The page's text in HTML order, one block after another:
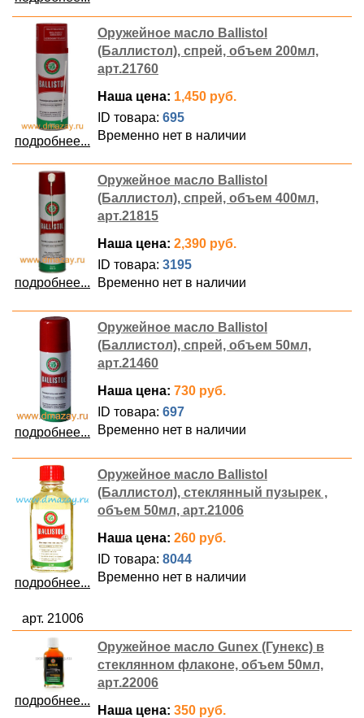
подробнее...
Оружейное масло Ballistol
(Баллистол), спрей, объем 200мл,
арт.21760
Наша цена: 1,450 руб.
ID товара: 695
Временно нет в наличии
подробнее...
Оружейное масло Ballistol
(Баллистол), спрей, объем 400мл,
арт.21815
Наша цена: 2,390 руб.
ID товара: 3195
Временно нет в наличии
подробнее...
Оружейное масло Ballistol
(Баллистол), спрей, объем 50мл,
арт.21460
Наша цена: 730 руб.
ID товара: 697
Временно нет в наличии
подробнее...
арт. 21006
Оружейное масло Ballistol
(Баллистол), стеклянный пузырек ,
объем 50мл, арт.21006
Наша цена: 260 руб.
ID товара: 8044
Временно нет в наличии
подробнее...
Оружейное масло Gunex (Гунекс) в
стеклянном флаконе, объем 50мл,
арт.22006
Наша цена: 350 руб.